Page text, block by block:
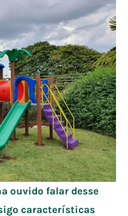
ouvido falar desse
características